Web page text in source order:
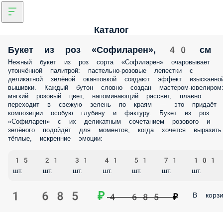
Каталог
Букет из роз «Софиларен», 40 см
Нежный букет из роз сорта «Софиларен» очаровывает утончённой
палитрой: пастельно‑розовые лепестки с деликатной зелёной
окантовкой создают эффект изысканной вышивки. Каждый бутон
словно создан мастером‑ювелиром: мягкий розовый цвет,
напоминающий рассвет, плавно переходит в свежую зелень по
— это придаёт композиции особую глубину и фактуру. Букет из роз
«Софиларен» с их деликатным сочетанием розового и зелёного
подойдёт для моментов, когда хочется выразить тёплые, искренние
эмоции:
1 685 ₽ В
Упаковка